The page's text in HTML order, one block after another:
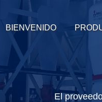
BIENVENIDO
El